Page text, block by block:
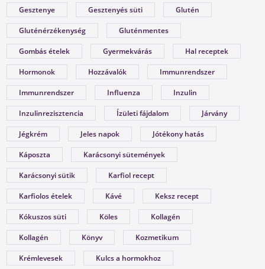
leadott súly
kg
férfiklimaxnak nevezünk. Honnan tudod,
elért téged is? Hogyan tudod megállítani?
Milyen lehetőségeket rejt? Olvass tovább!
NYIROKRENDSZER KISOKOS
A nyirokrendszerünk fontosságáról keveset
hallani! Mutatjuk, mit tehetsz érte!
Gesztenye Gesztenyés süti Glutén
Gluténérzékenység Gluténmentes
Gombás ételek Gyermekvárás Hal receptek
Hormonok Hozzávalók Immunrendszer
Immunrendszer Influenza Inzulin
Inzulinrezisztencia Ízületi fájdalom Járvány
Jégkrém Jeles napok Jótékony hatás
Káposzta Karácsonyi sütemények
Karácsonyi sütik Karfiol recept
Karfiolos ételek Kávé Keksz recept
Kókuszos süti Köles Kollagén
Kollagén Könyv Kozmetikum
Krémlevesek Kulcs a hormokhoz